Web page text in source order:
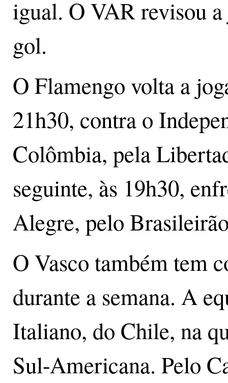
igual. O VAR revisou
gol.
O Flamengo volta a
21h30, contra o
Colômbia, pela
seguinte, às 19h30,
Alegre, pelo
O Vasco também tem
durante a semana. A
Italiano, do Chile, na
Sul-Americana. Pelo